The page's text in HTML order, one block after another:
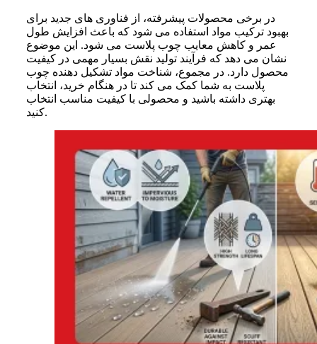
در برخی محصولات پیشرفته، از فناوری های جدید برای
بهبود ترکیب مواد استفاده می شود که باعث افزایش طول
عمر و کاهش معایب چوب پلاست می شود. این موضوع
نشان می دهد که فرآیند تولید نقش بسیار مهمی در کیفیت
محصول دارد. در مجموع، شناخت مواد تشکیل دهنده چوب
پلاست به شما کمک می کند تا در هنگام خرید، انتخاب
بهتری داشته باشید و محصولی با کیفیت مناسب انتخاب
کنید.